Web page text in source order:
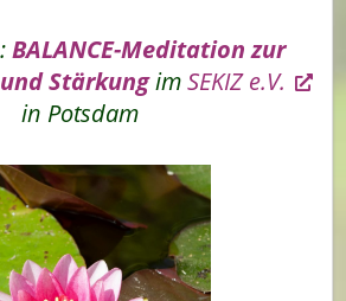
BALANCE-Meditation zur
StärkungimSEKIZ e.V.
in Potsdam